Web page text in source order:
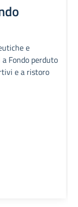
e
Fondo perduto
e a ristoro